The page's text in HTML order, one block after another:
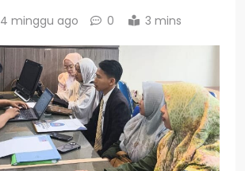
4 minggu ago 0 3 mins